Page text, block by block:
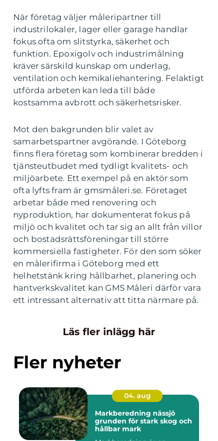
När företag väljer måleripartner till
industrilokaler, lager eller garage handlar
fokus ofta om slitstyrka, säkerhet och
funktion. Epoxigolv och industrimålning
kräver särskild kunskap om underlag,
ventilation och kemikaliehantering. Felaktigt
utförda arbeten kan leda till både
kostsamma avbrott och säkerhetsrisker.
Mot den bakgrunden blir valet av
samarbetspartner avgörande. I Göteborg
finns flera företag som kombinerar bredden i
tjänsteutbudet med tydligt kvalitets- och
miljöarbete. Ett exempel på en aktör som
ofta lyfts fram är gmsmåleri.se. Företaget
arbetar både med renovering och
nyproduktion, har dokumenterat fokus på
miljö och kvalitet och tar sig an allt från villor
och bostadsrättsföreningar till större
kommersiella fastigheter. För den som söker
en målerifirma i Göteborg med ett
helhetstänk kring hållbarhet, planering och
hantverkskvalitet kan GMS Måleri därför vara
ett intressant alternativ att titta närmare på.
Läs fler inlägg här
Fler nyheter
04. aug
Markberedning nässjö
grunden för stark skog och
hållbar mark